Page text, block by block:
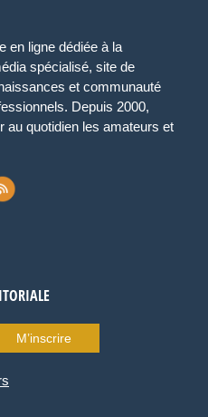
en ligne dédiée à la
spécialisé, site de
et communauté
Depuis 2000,
au quotidien les amateurs et
M’inscrire